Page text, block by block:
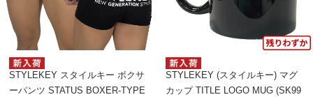
STYLEKEY スタイルキー ボクサ
ーパンツ STATUS BOXER-TYPE
STYLEKEY (スタイルキー) マグ
カップ TITLE LOGO MUG (SK99